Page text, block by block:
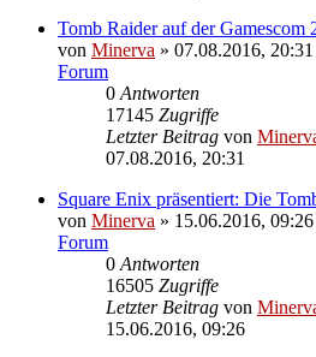
Tomb Raider auf der Gamescom
von Minerva » 07.08.2016,
Forum
0 Antworten
17145 Zugriffe
Letzter Beitrag von
07.08.2016, 20:31
Square Enix präsentiert: Die
von Minerva » 15.06.2016,
Forum
0 Antworten
16505 Zugriffe
Letzter Beitrag von
15.06.2016, 09:26